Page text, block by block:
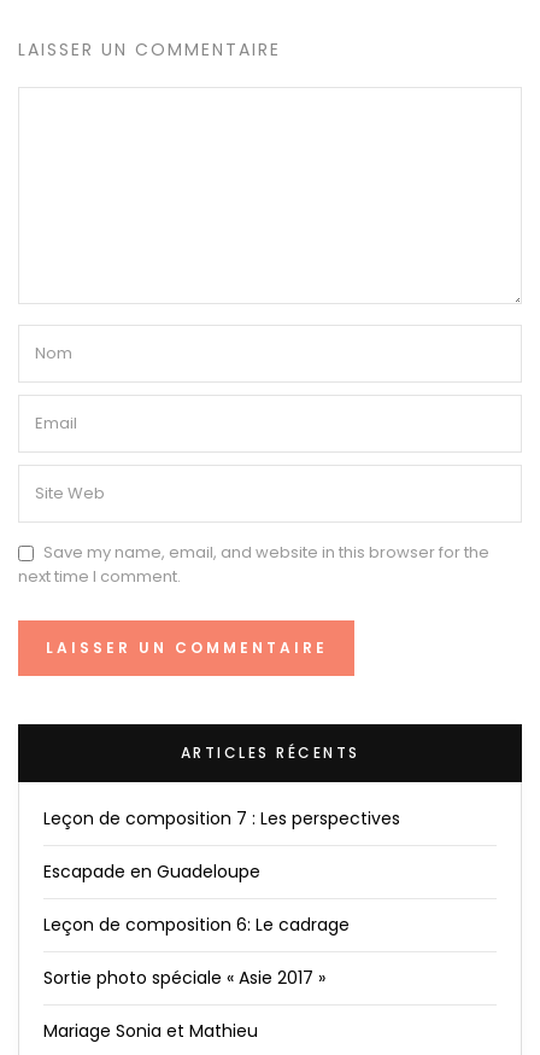
LAISSER UN COMMENTAIRE
Save my name, email, and website in this browser for the
next time I comment.
ARTICLES RÉCENTS
Leçon de composition 7 : Les perspectives
Escapade en Guadeloupe
Leçon de composition 6: Le cadrage
Sortie photo spéciale « Asie 2017 »
Mariage Sonia et Mathieu